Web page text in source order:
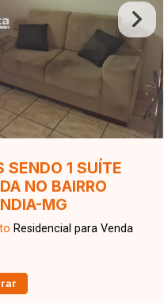
SENDO 1 SUÍTE
NO BAIRRO
MG
Residencial para Venda